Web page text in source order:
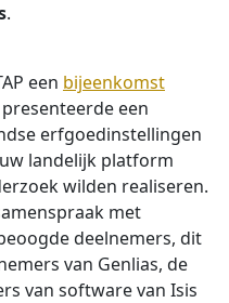
.
een bijeenkomst
een
erfgoedinstellingen
landelijk platform
wilden realiseren.
met
deelnemers, dit
van Genlias, de
van software van Isis